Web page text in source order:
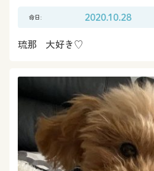
命日: 2020.10.28
琉那 大好き♡